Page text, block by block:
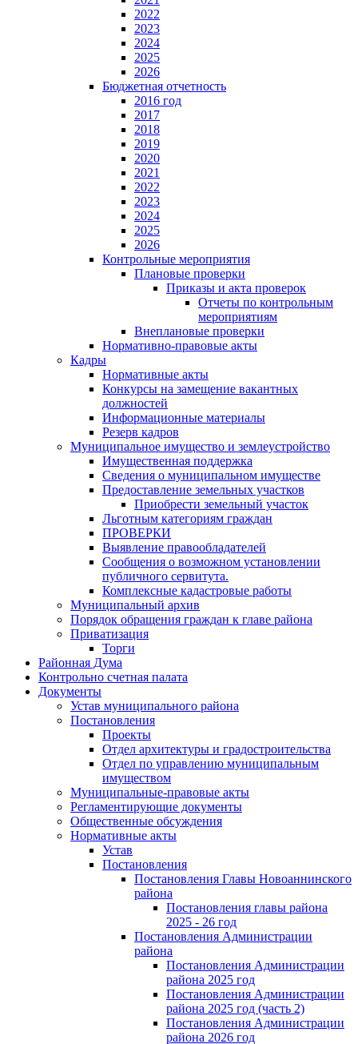
2022
2023
2024
2025
2026
Бюджетная отчетность
2016 год
2017
2018
2019
2020
2021
2022
2023
2024
2025
2026
Контрольные мероприятия
Плановые проверки
Приказы и акта проверок
Отчеты по контрольным
мероприятиям
Внеплановые проверки
Нормативно-правовые акты
Кадры
Нормативные акты
Конкурсы на замещение вакантных
должностей
Информационные материалы
Резерв кадров
Муниципальное имущество и землеустройство
Имущественная поддержка
Сведения о муниципальном имуществе
Предоставление земельных участков
Приобрести земельный участок
Льготным категориям граждан
ПРОВЕРКИ
Выявление правообладателей
Сообщения о возможном установлении
публичного сервитута.
Комплексные кадастровые работы
Муниципальный архив
Порядок обращения граждан к главе района
Приватизация
Торги
Районная Дума
Контрольно счетная палата
Документы
Устав муниципального района
Постановления
Проекты
Отдел архитектуры и градостроительства
Отдел по управлению муниципальным
имуществом
Муниципальные-правовые акты
Регламентирующие документы
Общественные обсуждения
Нормативные акты
Устав
Постановления
Постановления Главы Новоаннинского
района
Постановления главы района
2025 - 26 год
Постановления Администрации
района
Постановления Администрации
района 2025 год
Постановления Администрации
района 2025 год (часть 2)
Постановления Администрации
района 2026 год